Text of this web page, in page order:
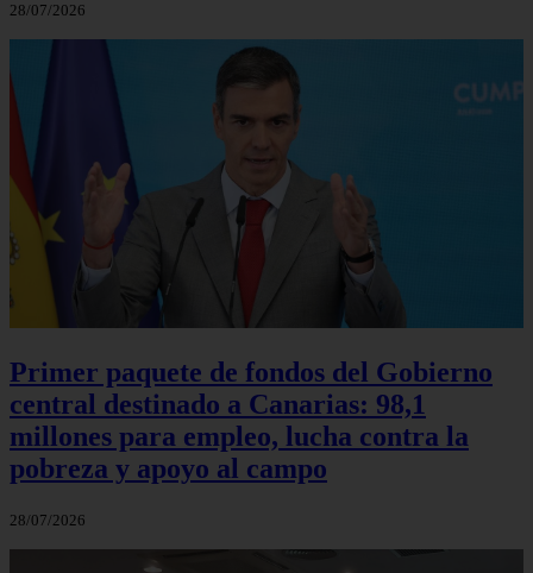
28/07/2026
Primer paquete de fondos del Gobierno
central destinado a Canarias: 98,1
millones para empleo, lucha contra la
pobreza y apoyo al campo
28/07/2026